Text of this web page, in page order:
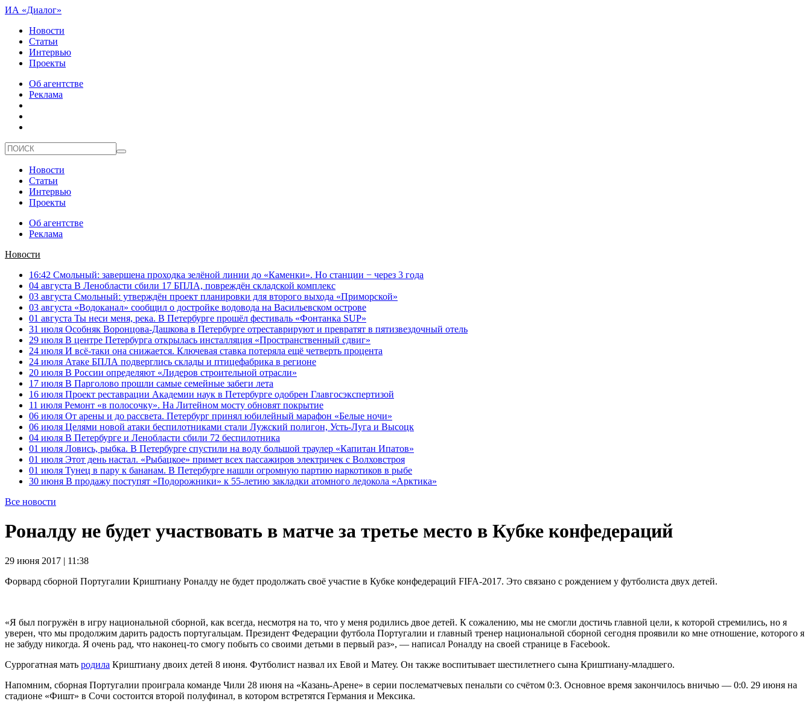
ИА «Диалог»
Новости
Статьи
Интервью
Проекты
Об агентстве
Реклама
Новости
Статьи
Интервью
Проекты
Об агентстве
Реклама
Новости
16:42 Смольный: завершена проходка зелёной линии до «Каменки». Но станции − через 3 года
04 августа В Ленобласти сбили 17 БПЛА, повреждён складской комплекс
03 августа Смольный: утверждён проект планировки для второго выхода «Приморской»
03 августа «Водоканал» сообщил о достройке водовода на Васильевском острове
01 августа Ты неси меня, река. В Петербурге прошёл фестиваль «Фонтанка SUP»
31 июля Особняк Воронцова-Дашкова в Петербурге отреставрируют и превратят в пятизвездочный отель
29 июля В центре Петербурга открылась инсталляция «Пространственный сдвиг»
24 июля И всё-таки она снижается. Ключевая ставка потеряла ещё четверть процента
24 июля Атаке БПЛА подверглись склады и птицефабрика в регионе
20 июля В России определяют «Лидеров строительной отрасли»
17 июля В Парголово прошли самые семейные забеги лета
16 июля Проект реставрации Академии наук в Петербурге одобрен Главгосэкспертизой
11 июля Ремонт «в полосочку». На Литейном мосту обновят покрытие
06 июля От арены и до рассвета. Петербург принял юбилейный марафон «Белые ночи»
06 июля Целями новой атаки беспилотниками стали Лужский полигон, Усть-Луга и Высоцк
04 июля В Петербурге и Ленобласти сбили 72 беспилотника
01 июля Ловись, рыбка. В Петербурге спустили на воду большой траулер «Капитан Ипатов»
01 июля Этот день настал. «Рыбацкое» примет всех пассажиров электричек с Волховстроя
01 июля Тунец в пару к бананам. В Петербурге нашли огромную партию наркотиков в рыбе
30 июня В продажу поступят «Подорожники» к 55-летию закладки атомного ледокола «Арктика»
Все новости
Роналду не будет участвовать в матче за третье место в Кубке конфедераций
29 июня 2017 | 11:38
Форвард сборной Португалии Криштиану Роналду не будет продолжать своё участие в Кубке конфедераций FIFA-2017. Это связано с рождением у футболиста двух детей.
«Я был погружён в игру национальной сборной, как всегда, несмотря на то, что у меня родились двое детей. К сожалению, мы не смогли достичь главной цели, к которой стремились, но я
уверен, что мы продолжим дарить радость португальцам. Президент Федерации футбола Португалии и главный тренер национальной сборной сегодня проявили ко мне отношение, которого я
не забуду никогда. Я очень рад, что наконец-то смогу побыть со своими детьми в первый раз», — написал Роналду на своей странице в Facebook.
Суррогатная мать родила Криштиану двоих детей 8 июня. Футболист назвал их Евой и Матеу. Он также воспитывает шестилетнего сына Криштиану-младшего.
Напомним, сборная Португалии проиграла команде Чили 28 июня на «Казань-Арене» в серии послематчевых пенальти со счётом 0:3. Основное время закончилось вничью — 0:0. 29 июня на
стадионе «Фишт» в Сочи состоится второй полуфинал, в котором встретятся Германия и Мексика.